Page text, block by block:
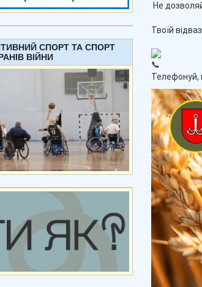
СПОРТ ТА СПОРТ
ВІЙНИ
Не
Твоїй
Телефонуй,